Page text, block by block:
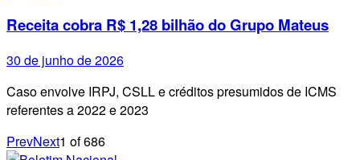
Receita cobra R$ 1,28 bilhão do Grupo Mateus
30 de junho de 2026
Caso envolve IRPJ, CSLL e créditos presumidos de ICMS
referentes a 2022 e 2023
PrevNext1 of686